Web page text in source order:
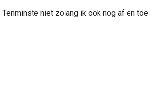
niet zolang ik ook nog af en toe